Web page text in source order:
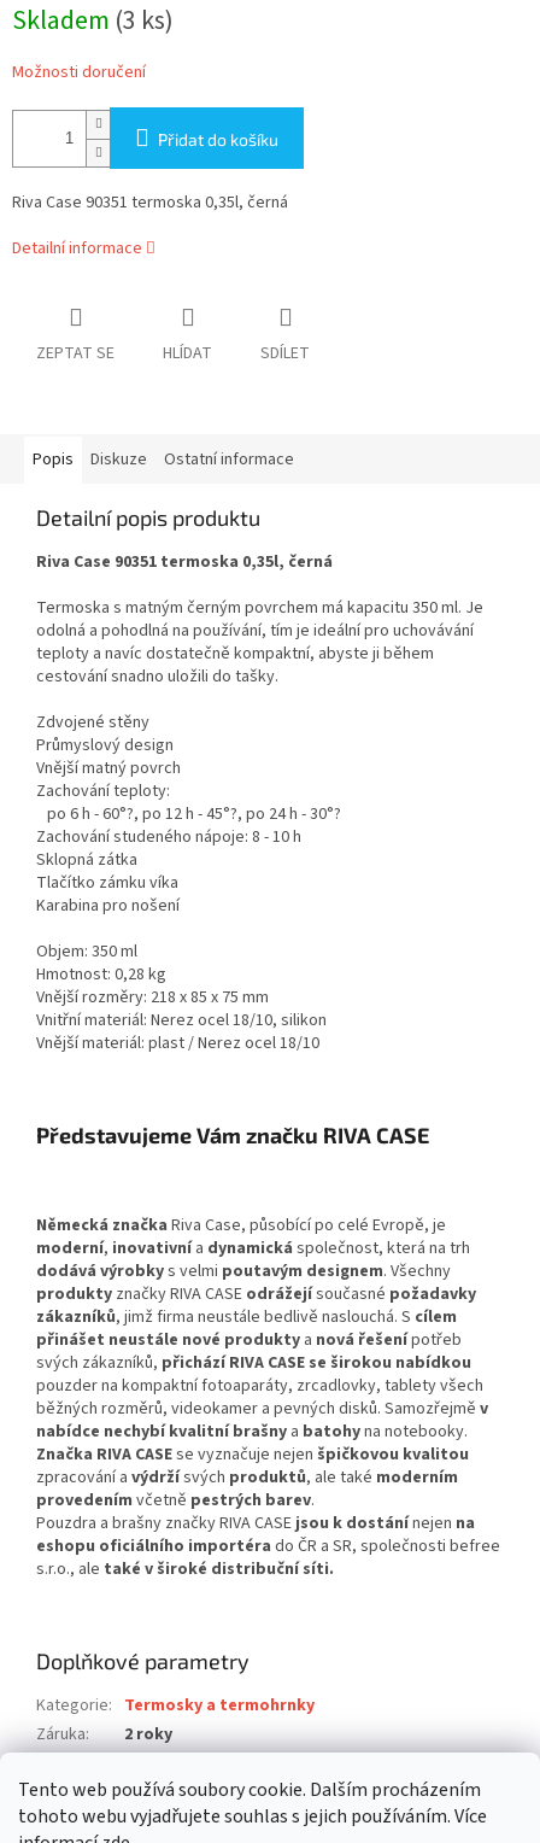
Tento web používá soubory cookie. Dalším procházením
tohoto webu vyjadřujete souhlas s jejich používáním. Více
cena:
Skladem (3 ks)
Možnosti doručení
Přidat do košíku
Riva Case 90351 termoska 0,35l, černá
Detailní informace
ZEPTAT SE HLÍDAT SDÍLET
Popis Diskuze Ostatní informace
Detailní popis produktu
Riva Case 90351 termoska 0,35l, černá
Termoska s matným černým povrchem má kapacitu 350 ml. Je
odolná a pohodlná na používání, tím je ideální pro uchovávání
teploty a navíc dostatečně kompaktní, abyste ji během
cestování snadno uložili do tašky.
Zdvojené stěny
Průmyslový design
Vnější matný povrch
Zachování teploty:
po 6 h - 60°?, po 12 h - 45°?, po 24 h - 30°?
Zachování studeného nápoje: 8 - 10 h
Sklopná zátka
Tlačítko zámku víka
Karabina pro nošení
Objem: 350 ml
Hmotnost: 0,28 kg
Vnější rozměry: 218 x 85 x 75 mm
Vnitřní materiál: Nerez ocel 18/10, silikon
Vnější materiál: plast / Nerez ocel 18/10
Představujeme Vám značku RIVA CASE
Německá značka Riva Case, působící po celé Evropě, je
moderní, inovativnía dynamická společnost, která na trh
dodává výrobkys velmi poutavým designem. Všechny
produkty značky RIVA CASE odrážejísoučasné požadavky
zákazníků, jimž firma neustále bedlivě naslouchá. S cílem
přinášet neustále nové produkty a nová řešenípotřeb
svých zákazníků, přichází RIVA CASE se širokou nabídkou
pouzder na kompaktní fotoaparáty, zrcadlovky, tablety všech
běžných rozměrů, videokamer a pevných disků. Samozřejmě v
nabídce nechybí kvalitní brašny a batohyna notebooky.
Značka RIVA CASEse vyznačuje nejen špičkovou kvalitou
zpracování a výdržísvých produktů, ale také moderním
provedením včetně pestrých barev.
Pouzdra a brašny značky RIVA CASEjsou k dostánínejen na
eshopu oficiálního importéra do ČR a SR, společnosti befree
s.r.o., ale také v široké distribuční síti.
Doplňkové parametry
Kategorie: Termosky a termohrnky
Záruka:
2 roky
EAN: 4260403573891